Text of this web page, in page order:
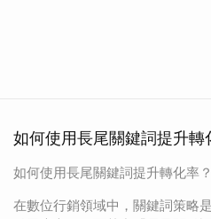
如何使用長尾關鍵詞提升轉
如何使用長尾關鍵詞提升轉化率
在數位行銷領域中，關鍵詞策略